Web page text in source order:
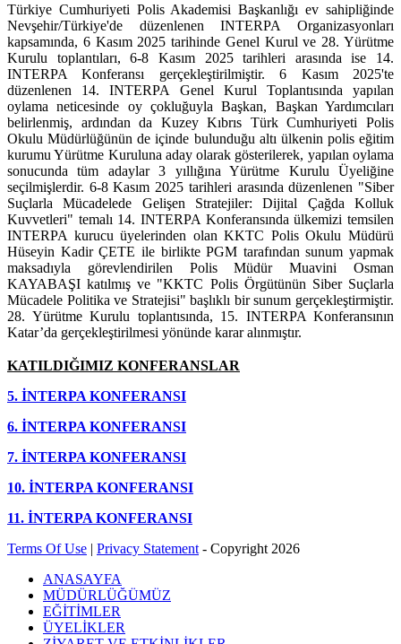
Türkiye Cumhuriyeti Polis Akademisi Başkanlığı ev sahipliğinde
Nevşehir/Türkiye'de düzenlenen INTERPA Organizasyonları
kapsamında, 6 Kasım 2025 tarihinde Genel Kurul ve 28. Yürütme
Kurulu toplantıları, 6-8 Kasım 2025 tarihleri arasında ise 14.
INTERPA Konferansı gerçekleştirilmiştir. 6 Kasım 2025'te
düzenlenen 14. INTERPA Genel Kurul Toplantısında yapılan
oylama neticesinde oy çokluğuyla Başkan, Başkan Yardımcıları
belirlenmiş, ardından da Kuzey Kıbrıs Türk Cumhuriyeti Polis
Okulu Müdürlüğünün de içinde bulunduğu altı ülkenin polis eğitim
kurumu Yürütme Kuruluna aday olarak gösterilerek, yapılan oylama
sonucunda tüm adaylar 3 yıllığına Yürütme Kurulu Üyeliğine
seçilmişlerdir. 6-8 Kasım 2025 tarihleri arasında düzenlenen "Siber
Suçlarla Mücadelede Gelişen Stratejiler: Dijital Çağda Kolluk
Kuvvetleri" temalı 14. INTERPA Konferansında ülkemizi temsilen
INTERPA kurucu üyelerinden olan KKTC Polis Okulu Müdürü
Hüseyin Kadir ÇETE ile birlikte PGM tarafından sunum yapmak
maksadıyla görevlendirilen Polis Müdür Muavini Osman
KAYABAŞI katılmış ve "KKTC Polis Örgütünün Siber Suçlarla
Mücadele Politika ve Stratejisi" başlıklı bir sunum gerçekleştirmiştir.
28. Yürütme Kurulu toplantısında, 15. INTERPA Konferansının
Katar’da gerçekleştirilmesi yönünde karar alınmıştır.
KATILDIĞIMIZ KONFERANSLAR
5. İNTERPA KONFERANSI
6. İNTERPA KONFERANSI
7. İNTERPA KONFERANSI
10. İNTERPA KONFERANSI
11. İNTERPA KONFERANSI
Terms Of Use | Privacy Statement- Copyright 2026
ANASAYFA
MÜDÜRLÜĞÜMÜZ
EĞİTİMLER
ÜYELİKLER